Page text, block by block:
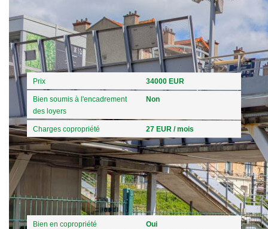
Aspects financiers
Prix 34000 EUR
Bien soumis à l'encadrement
des loyers
Non
Charges copropriété 27 EUR / mois
Copropriété
Bien en copropriété Oui